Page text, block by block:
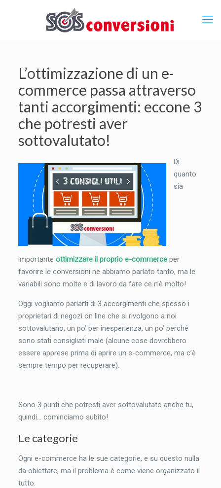
L’ottimizzazione di un e-
commerce passa attraverso
tanti accorgimenti: eccone 3
che potresti aver
sottovalutato!
Di
quanto
sia
importante ottimizzare il proprio e-commerceper
favorire le conversioni ne abbiamo parlato tanto, ma le
variabili sono molte e di lavoro da fare ce n’è molto!
Oggi vogliamo parlarti di 3 accorgimenti che spesso i
proprietari di negozi on line che si rivolgono a noi
sottovalutano, un po’ per inesperienza, un po’ perché
sono stati consigliati male (alcune cose dovrebbero
essere apprese prima di aprire un e-commerce, ma c’è
sempre tempo per recuperare).
Sono 3 punti che potresti aver sottovalutato anche tu,
quindi… cominciamo subito!
Le categorie
Ogni e-commerce ha le sue categorie, e su questo nulla
da obiettare, ma il problema è come viene organizzato il
tutto.